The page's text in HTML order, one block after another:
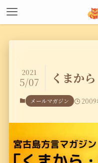
くまか
2021
5/07
メールマガジン 2009